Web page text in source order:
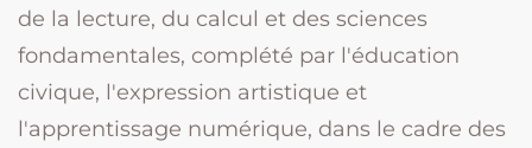
de la lecture, du calcul et des sciences
fondamentales, complété par l'éducation
civique, l'expression artistique et
l'apprentissage numérique, dans le cadre des